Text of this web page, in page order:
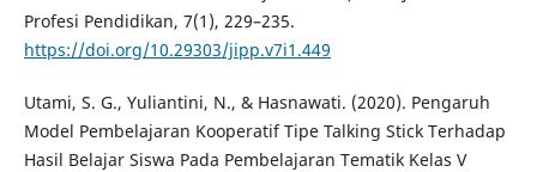
Profesi Pendidikan, 7(1), 229–235.
https://doi.org/10.29303/jipp.v7i1.449
Utami, S. G., Yuliantini, N., & Hasnawati. (2020). Pengaruh
Model Pembelajaran Kooperatif Tipe Talking Stick Terhadap
Hasil Belajar Siswa Pada Pembelajaran Tematik Kelas V